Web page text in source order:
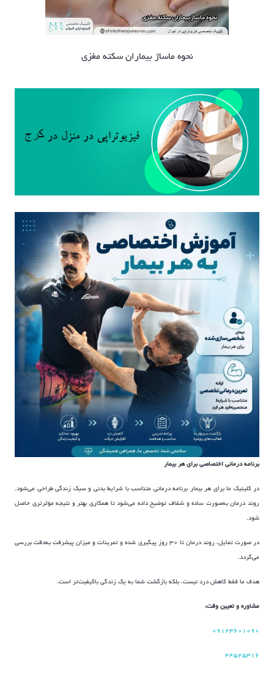
نحوه ماساژ بیماران سکته مغزی
برنامه درمانی اختصاصی برای هر بیمار
در کلینیک ما برای هر بیمار برنامه درمانی متناسب با شرایط بدنی و سبک زندگی طراحی می‌شود.
روند درمان به‌صورت ساده و شفاف توضیح داده می‌شود تا همکاری بهتر و نتیجه مؤثرتری حاصل
شود.
در صورت تمایل، روند درمان تا ۳۰ روز پیگیری شده و تمرینات و میزان پیشرفت به‌دقت بررسی
می‌گردد.
هدف ما فقط کاهش درد نیست، بلکه بازگشت شما به یک زندگی باکیفیت‌تر است.
مشاوره و تعیین وقت:
۰۹۱۲۳۶۰۱۰۹۰
۴۴۵۲۵۳۱۶